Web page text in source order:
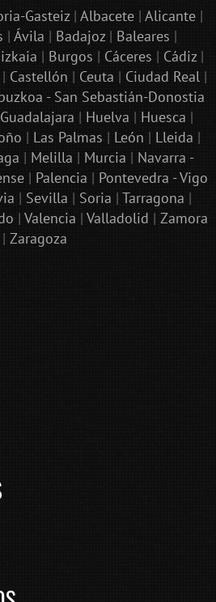
Gasteiz| Albacete| Alicante|
| Ávila | Badajoz| Baleares |
| Burgos | Cáceres | Cádiz|
Castellón | Ceuta | Ciudad Real|
- San Sebastián-Donostia
Guadalajara | Huelva | Huesca |
| Las Palmas | León | Lleida |
| Melilla | Murcia | Navarra -
| Palencia | Pontevedra - Vigo
| Sevilla | Soria | Tarragona |
| Valencia | Valladolid | Zamora
| Zaragoza